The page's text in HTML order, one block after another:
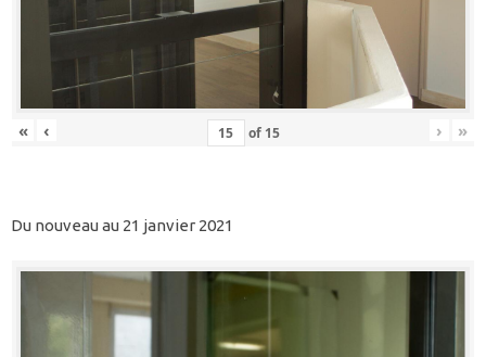
« ‹ of 15 › »
Du nouveau au 21 janvier 2021